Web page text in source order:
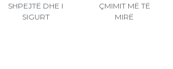
SHPEJTË DHE I
SIGURT
ÇMIMIT MË TË
MIRË